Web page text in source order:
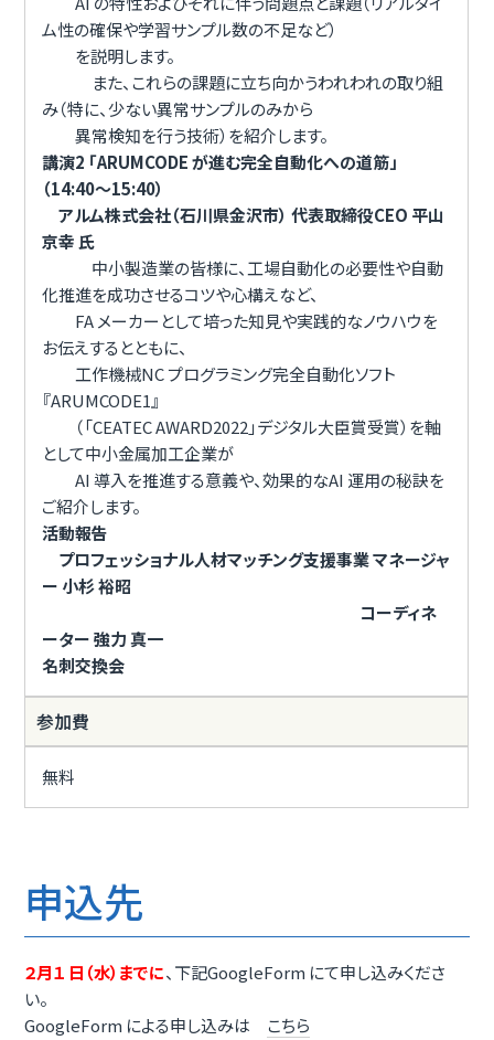
ム性の確保や学習サンプル数の不足など）
を説明します。
また、これらの課題に立ち向かうわれわれの取り組
み（特に、少ない異常サンプルのみから
異常検知を行う技術）を紹介します。
講演2 「ARUMCODE が進む完全自動化への道筋」
（14:40～15:40）
アルム株式会社（石川県金沢市） 代表取締役CEO 平山
京幸 氏
中小製造業の皆様に、工場自動化の必要性や自動
化推進を成功させるコツや心構えなど、
FA メーカーとして培った知見や実践的なノウハウを
お伝えするとともに、
工作機械NC プログラミング完全自動化ソフト
『ARUMCODE1』
（「CEATEC AWARD2022」デジタル大臣賞受賞）を軸
として中小金属加工企業が
AI 導入を推進する意義や、効果的なAI 運用の秘訣を
ご紹介します。
活動報告
プロフェッショナル人材マッチング支援事業 マネージャ
ー 小杉 裕昭
コーディネ
ーター 強力 真一
名刺交換会
参加費
無料
申込先
２月１ 日（水）までに、下記GoogleForm にて申し込みくださ
い。
GoogleForm による申し込みは こちら